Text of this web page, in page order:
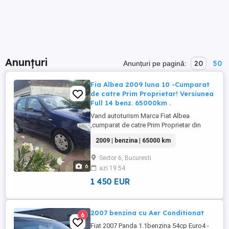
Anunțuri Anunțuri pe pagină: 20 50
6
Fia Albea 2009 luna 10 -Cumparat
de catre Prim Proprietar! Versiunea
Full 14 benz. 65000km .
Vand autoturism Marca Fiat Albea
,cumparat de catre Prim Proprietar din
10 (persona in varsta )Acest model este
echipat cu cel mai fiabil si economic
motor 1400 benzina 57 kw euro 4. Aer
conditionat perfect functionabil, servo
directie,geamuri electrice , oglinzi ...
2009 | benzina | 65000 km
Sector 6, Bucuresti
azi 19:54
1 450 EUR
6 2007 benzina cu Aer Conditionat
Fiat 2007 Panda 1.1benzina 54cp Euro4 -